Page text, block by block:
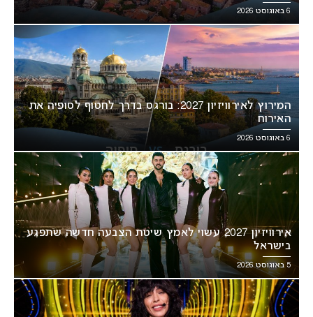
6 באוגוסט 2026
המירוץ לאירוויזיון 2027: בורגס בדרך לחטוף לסופיה את
האירוח
6 באוגוסט 2026
אירוויזיון 2027 עשוי לאמץ שיטת הצבעה חדשה שתפגע
בישראל
5 באוגוסט 2026